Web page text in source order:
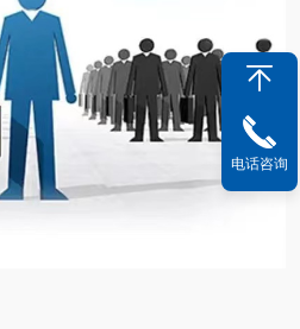
电话咨询